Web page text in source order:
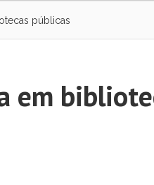
públicas
em